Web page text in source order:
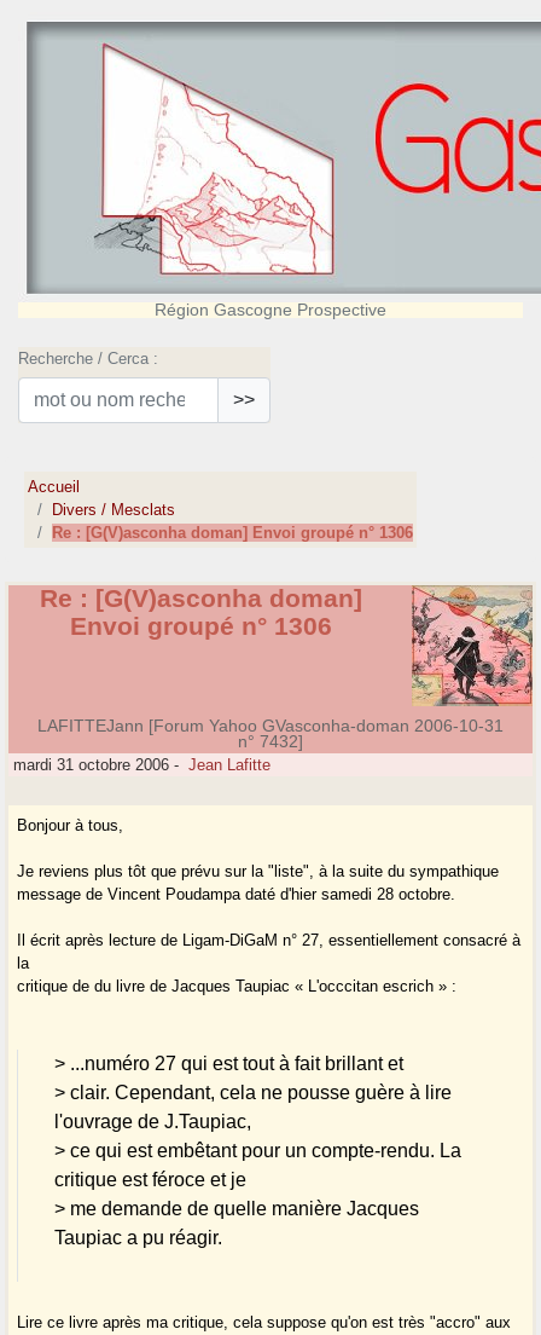
Région Gascogne Prospective
Recherche / Cerca :
>>
Accueil
Divers / Mesclats
Re : [G(V)asconha doman] Envoi groupé n° 1306
Re : [G(V)asconha doman]
Envoi groupé n° 1306
LAFITTEJann [Forum Yahoo GVasconha-doman 2006-10-31
n° 7432]
mardi 31 octobre 2006 - Jean Lafitte
Bonjour à tous,
Je reviens plus tôt que prévu sur la "liste", à la suite du sympathique
message de Vincent Poudampa daté d'hier samedi 28 octobre.
Il écrit après lecture de Ligam-DiGaM n° 27, essentiellement consacré à
la
critique de du livre de Jacques Taupiac « L'occcitan escrich » :
> ...numéro 27 qui est tout à fait brillant et
> clair. Cependant, cela ne pousse guère à lire
l'ouvrage de J.Taupiac,
> ce qui est embêtant pour un compte-rendu. La
critique est féroce et je
> me demande de quelle manière Jacques
Taupiac a pu réagir.
Lire ce livre après ma critique, cela suppose qu'on est très "accro" aux